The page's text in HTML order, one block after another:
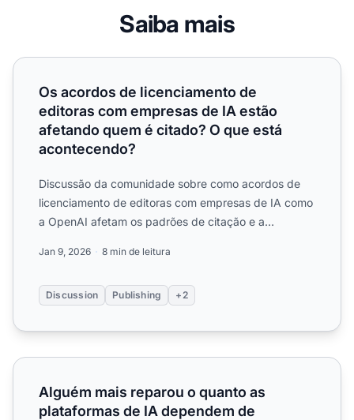
Saiba mais
Os acordos de licenciamento de editoras com empresas
Os acordos de licenciamento de
editoras com empresas de IA estão
afetando quem é citado? O que está
acontecendo?
Discussão da comunidade sobre como acordos de
licenciamento de editoras com empresas de IA como
a OpenAI afetam os padrões de citação e a
Jan 9, 2026 8 min de leitura
Discussion Publishing +2
Alguém mais reparou o quanto as plataformas de IA
Alguém mais reparou o quanto as
plataformas de IA dependem de